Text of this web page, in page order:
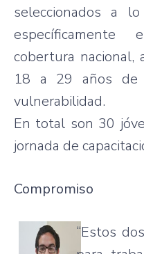
seleccionados a
específicamente
cobertura nacional,
18 a 29 años de
vulnerabilidad.
En total son 30
jornada de
Compromiso
“Estos